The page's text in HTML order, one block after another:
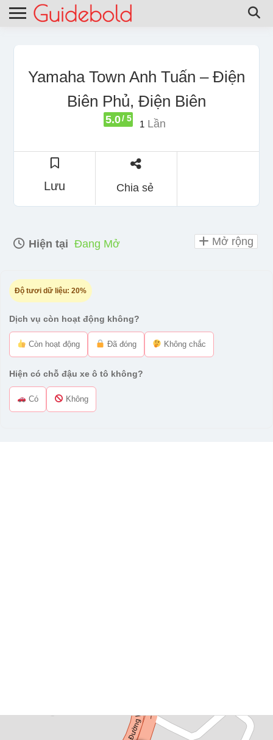
Yamaha Town Anh Tuấn – Điện
Biên Phủ, Điện Biên
5.0/ 5
1 Lần
Lưu Chia sẻ
Hiện tại Đang Mở
Độ tươi dữ liệu: 20%
Dịch vụ còn hoạt động không?
Còn hoạt động Đã đóng Không chắc
Hiện có chỗ đậu xe ô tô không?
Có Không
Mở rộng